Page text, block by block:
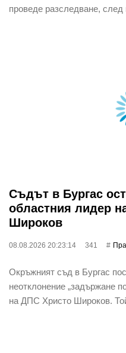
проведе разследване,
Съдът в Бургас
областния лидер
Широков
08.08.2026 20:23:14 341
Окръжният съд в Бургас
неотклонение „задържане
на ДПС Христо Широков.